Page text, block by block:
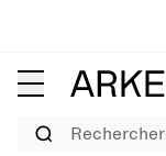
Rechercher